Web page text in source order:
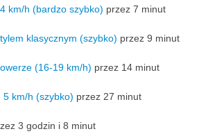
km/h (bardzo szybko) przez 7 minut
klasycznym (szybko) przez 9 minut
(16-19 km/h) przez 14 minut
5 km/h (szybko) przez 27 minut
3 godzin i 8 minut